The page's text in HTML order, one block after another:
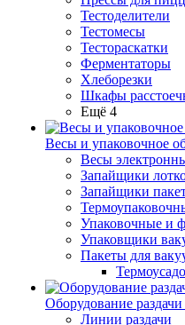
Тестоделители
Тестомесы
Тестораскатки
Ферментаторы
Хлеборезки
Шкафы
Ещё 4
Весы и упаковочное
Весы
Запайщики
Запайщики
Упаковочные и
Упаковщики
Пакеты для
Оборудование
Линии раздачи